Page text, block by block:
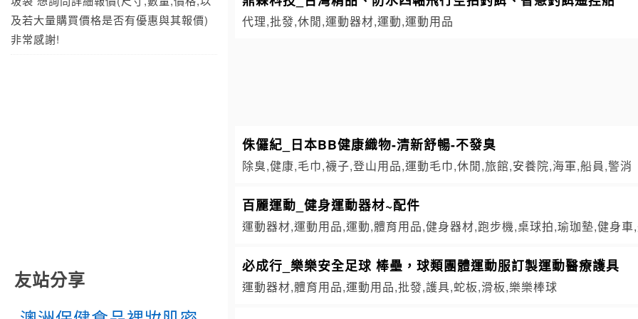
代理,批發,休閒,運動器材,運動,運動用品
侏儸紀_日本BB健康織物-清新舒暢-不發臭
除臭,健康,毛巾,襪子,登山用品,運動毛巾,休閒,旅館,安養院,海軍,船員,警消
百麗運動_健身運動器材~配件
運動器材,運動用品,運動,體育用品,健身器材,跑步機,桌球拍,瑜珈墊,健身車
必成行_樂樂安全足球 棒壘，球類團體運動服訂製運動醫療護具
運動器材,體育用品,運動用品,批發,護具,蛇板,滑板,樂樂棒球
及若大量購買價格是否有優惠與其報價)
非常感謝!
友站分享